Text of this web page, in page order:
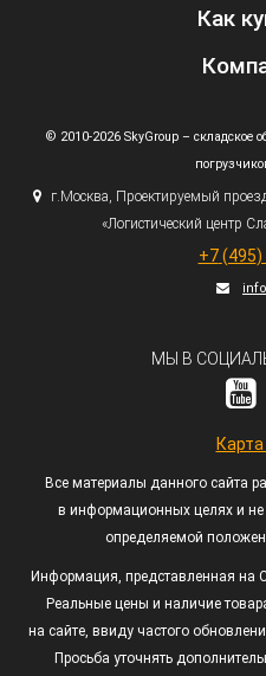
Как
© 2010-2026 SkyGroup – складское
г. Москва, Проектируемый
«Логистический центр
+7 (495)
МЫ В
Все материалы данного сайта
в информационных целях и не
определяемой
Информация, представленная на
Реальные цены и наличие
на сайте, ввиду частого
Просьба уточнять